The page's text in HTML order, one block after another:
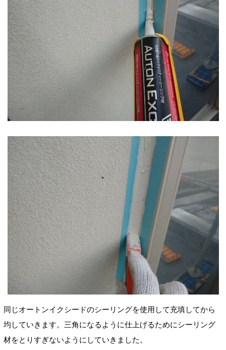
同じオートンイクシードのシーリングを使用して充填してから
均していきます。三角になるように仕上げるためにシーリング
材をとりすぎないようにしていきました。